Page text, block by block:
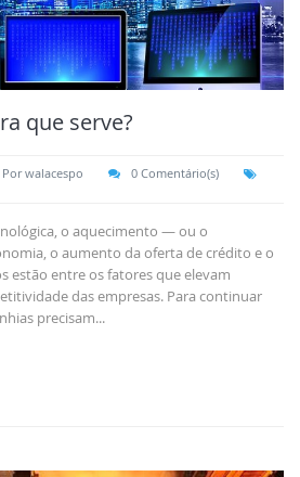
que serve?
Por walacespo
0 Comentário(s)
o aquecimento — ou o
o aumento da oferta de crédito e o
estão entre os fatores que elevam
das empresas. Para continuar
precisam...